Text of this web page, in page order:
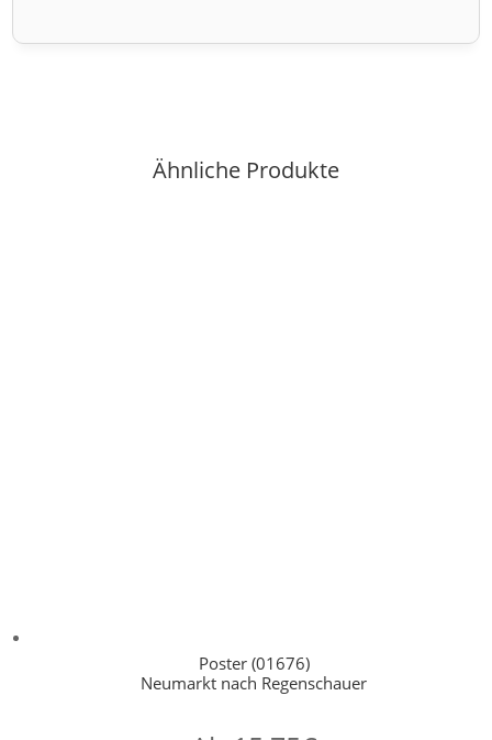
Ähnliche Produkte
Poster (01676)
Neumarkt nach Regenschauer